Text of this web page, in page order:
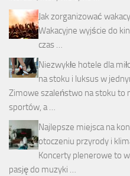
Jak zorganizować
Wakacyjne wyjście do
czas …
Niezwykłe hotele dla
na stoku i luksus w
Zimowe szaleństwo na stoku to
sportów, a …
Najlepsze miejsca na
otoczeniu przyrody i
Koncerty plenerowe to
pasję do muzyki …